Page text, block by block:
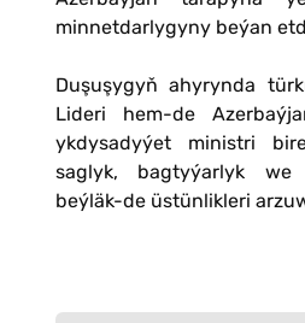
minnetdarlygyny beýan
Duşuşygyň ahyrynda
Lideri hem-de
ykdysadyýet ministri
saglyk, bagtyýarlyk we
beýläk-de üstünlikleri